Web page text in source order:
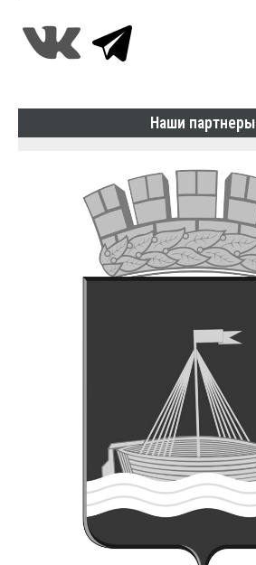
Наши партнеры